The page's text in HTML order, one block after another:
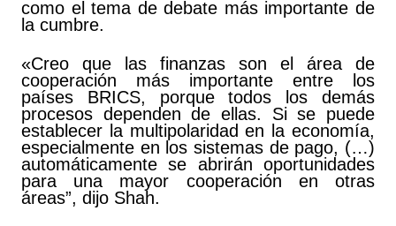
como el tema de debate más importante de
la cumbre.
«Creo que las finanzas son el área de
cooperación más importante entre los
países BRICS, porque todos los demás
procesos dependen de ellas. Si se puede
establecer la multipolaridad en la economía,
especialmente en los sistemas de pago, (…)
automáticamente se abrirán oportunidades
para una mayor cooperación en otras
áreas”, dijo Shah.